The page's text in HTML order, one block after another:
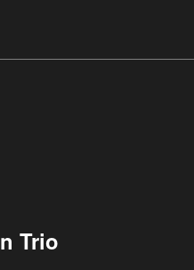
Trio